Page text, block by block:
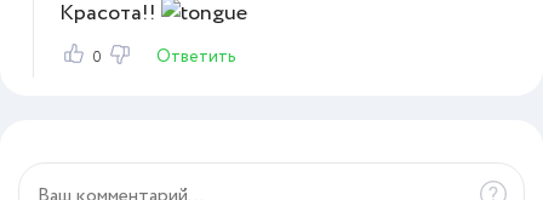
Красота!!
0 Ответить